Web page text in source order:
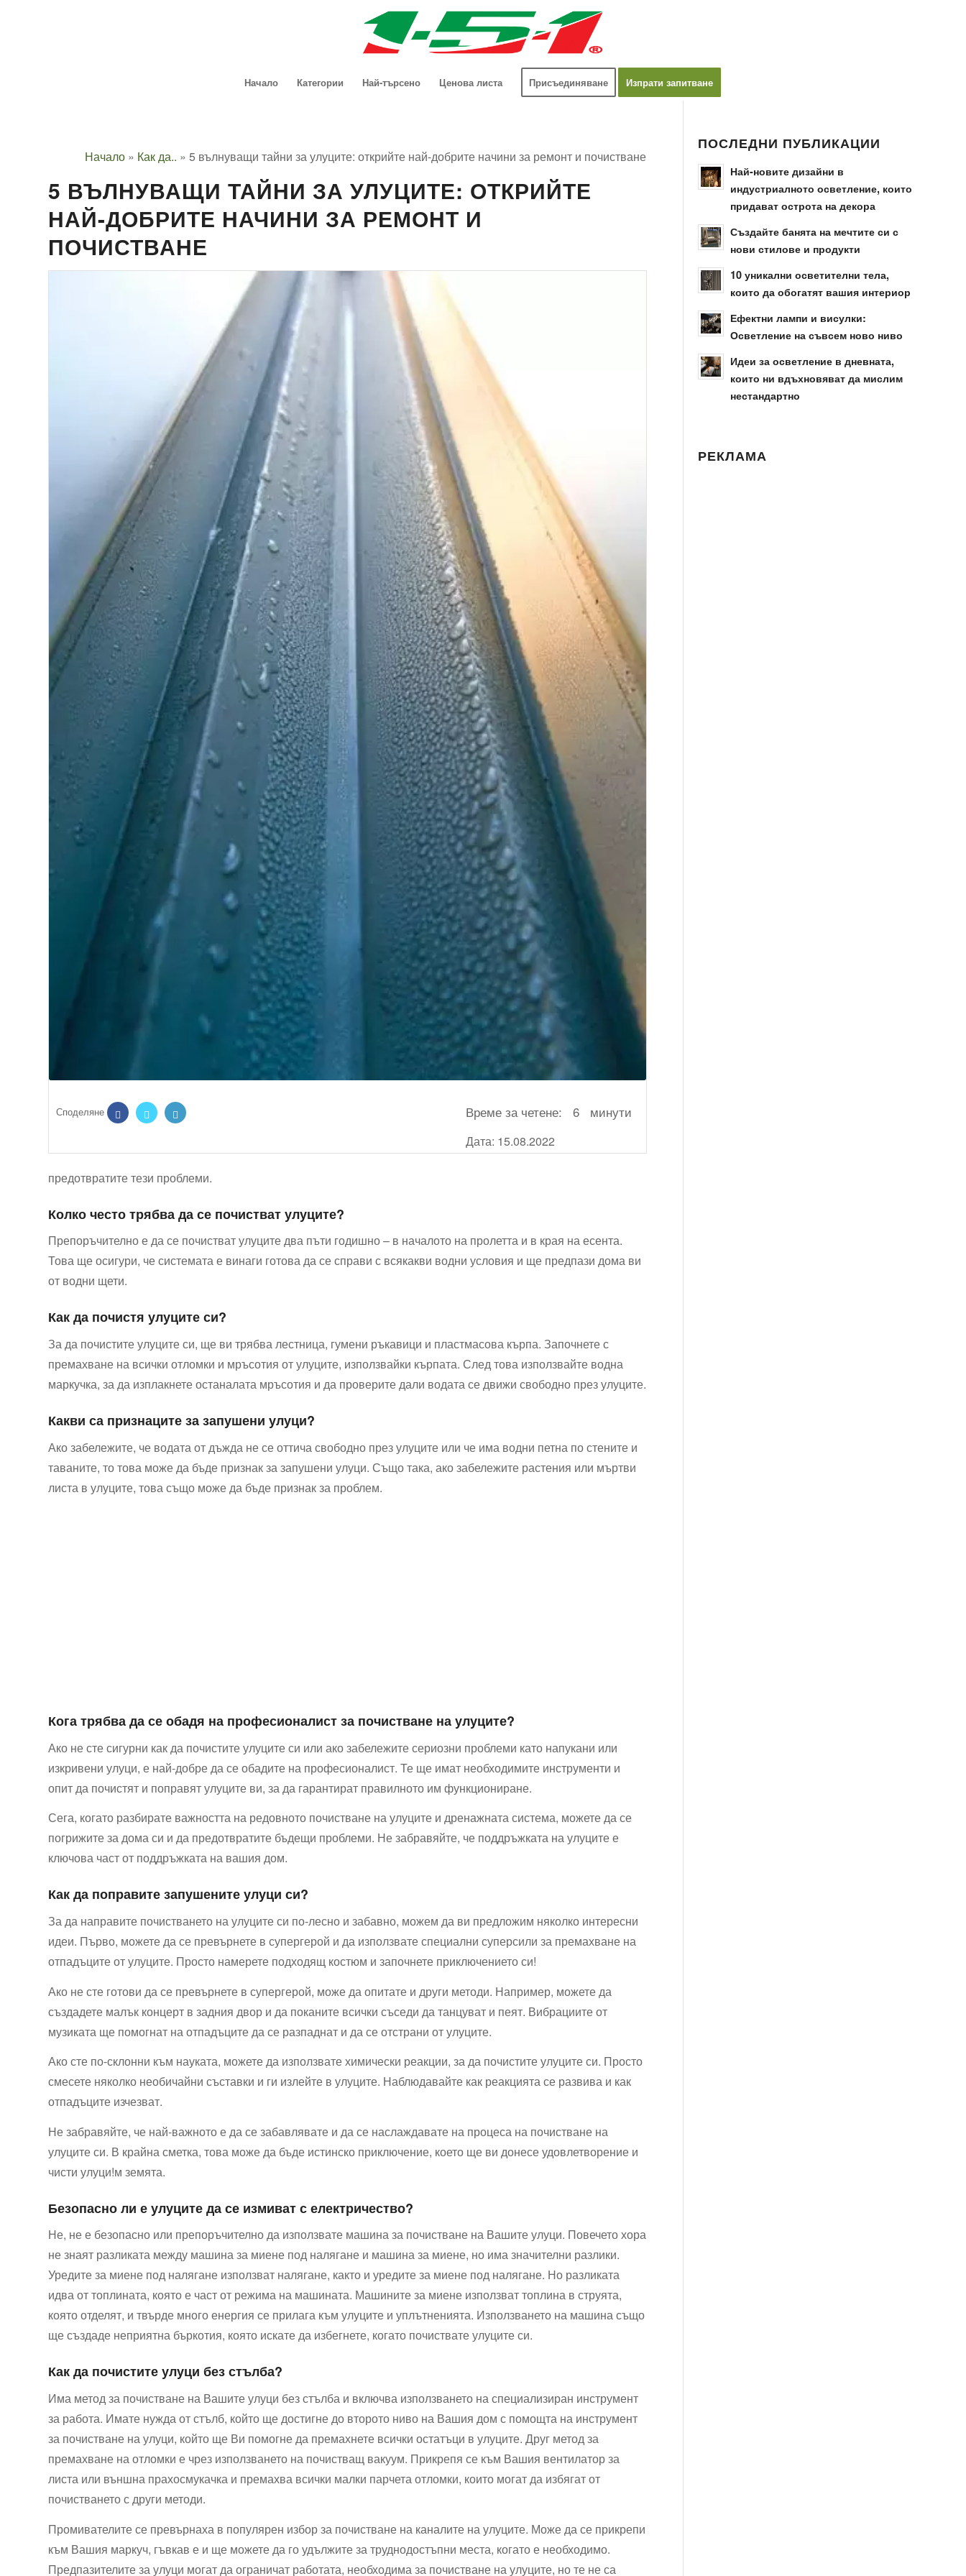
Начало Категории Най-търсено Ценова листа Присъединяване Изпрати запитване
Начало » Как да.. »5 вълнуващи тайни за улуците: открийте най-добрите начини за ремонт и почистване
5 ВЪЛНУВАЩИ ТАЙНИ ЗА УЛУЦИТЕ: ОТКРИЙТЕ
НАЙ-ДОБРИТЕ НАЧИНИ ЗА РЕМОНТ И
ПОЧИСТВАНЕ
Време за четене: 6 минути
Дата: 15.08.2022
предотвратите тези проблеми.
Колко ⁤често трябва да се‍ почистват улуците?
Препоръчително е да се почистват улуците два пъти ‌годишно – в началото на пролетта и в края на ⁢есента.
Това ще осигури, че системата е винаги готова да се справи⁢ с всякакви водни условия и ще предпази дома ви
от водни щети.
Как да почистя улуците си?
За да⁢ почистите улуците си, ще ​ви трябва лестница, гумени ръкавици и пластмасова кърпа. Започнете с
премахване на всички отломки и⁤ мръсотия от улуците,​ използвайки кърпата. След това използвайте‍ водна
маркучка, за да изплакнете ⁤останалата мръсотия и да проверите ‌дали водата се ⁤движи⁢ свободно през улуците.
Какви са ​признаците за запушени улуци?
Ако забележите, че водата от дъжда не се оттича свободно през улуците или че има водни петна по ‌стените ‍и
⁣таваните, то това може да бъде признак за запушени ⁢улуци.⁤ Също така,‍ ако‌ забележите растения​ или мъртви
листа в‍ улуците, това също може да бъде признак за⁣ проблем.
Кога трябва да се‌ обадя на професионалист за почистване на улуците?
Ако не сте сигурни‌ как да почистите улуците⁤ си или ако забележите сериозни проблеми като напукани или
изкривени улуци, е най-добре да се обадите на професионалист. Те ще имат необходимите‍ инструменти и
опит да почистят и поправят улуците ви, за да гарантират⁤ правилното ‌им⁣ функциониране.
Сега, когато разбирате важността на редовното почистване на‌ улуците и дренажната система, можете да се
погрижите за дома си и да предотвратите бъдещи проблеми. Не забравяйте, ⁤че поддръжката на улуците е
ключова ⁤част от ‌поддръжката на вашия дом.
Как да поправите запушените улуци ‍си?
За‍ да направите почистването на улуците си по-лесно‍ и ⁤забавно, можем да ‍ви предложим няколко интересни
идеи. Първо, можете да се превърнете в супергерой и да използвате специални суперсили за премахване на
отпадъците от улуците. Просто намерете подходящ костюм и започнете⁣ приключението си!
Ако не​ сте готови да се превърнете в супергерой, може да опитате и други методи. Например, можете да
създадете малък концерт ⁢в задния двор и да поканите всички съседи да танцуват и ⁣пеят. Вибрациите от
музиката ще помогнат на отпадъците да се разпаднат и да се отстрани⁤ от улуците.
Ако сте по-склонни към науката, можете да използвате химически реакции, за да почистите‍ улуците си. Просто
смесете няколко необичайни съставки и ги излейте в улуците. Наблюдавайте как реакцията се развива и как
отпадъците изчезват.
Не забравяйте, ‌че най-важното е да се забавлявате ‌и да ⁢се наслаждавате на процеса на почистване на
улуците си. В крайна ‌сметка, това може да бъде истинско приключение,‌ което ще ви донесе удовлетворение и
чисти улуци!м⁢ земята.
Безопасно ли е улуците⁢ да се измиват ​с електричество?
Не, не е⁣ безопасно или препоръчително да ​използвате машина за‌ почистване ‌на Вашите улуци.⁢ Повечето хора
не знаят разликата между машина за миене ​под⁣ налягане‍ и машина за ​миене, ‍но ​има⁢ значителни⁣ разлики.
Уредите за миене под налягане използват⁤⁢ налягане, както и уредите ⁣за миене под⁣ налягане. Но ⁣разликата
идва от ⁤топлината, която⁣ е част⁢ от режима на ⁣машината. Машините за миене използват топлина в струята,
която отделят, и твърде много⁤ енергия се​ прилага към⁢ улуците ​и ​уплътненията. Използването на машина също
ще създаде⁣ неприятна бъркотия,⁢ която‌ искате да‍⁤ избегнете, когато почиствате улуците си.
Как да‌ почистите улуци⁤ без стълба?
Има метод ‌за почистване ‌на ⁣Вашите улуци без стълба⁣ и включва използването​ на специализиран⁢ инструмент
за работа. Имате нужда⁢ от стълб, който ще достигне до второто ⁣ниво на Вашия дом с помощта на инструмент
за⁤ почистване⁢ на улуци, който ще Ви помогне​ да премахнете всички остатъци в улуците. Друг метод за
премахване⁢ на отломки е​ чрез използването на​ почистващ вакуум. Прикрепя се към Вашия вентилатор за
листа или външна ​прахосмукачка и⁢ премахва всички малки парчета ‌отломки, които могат да избягат от
почистването с⁢ други ‍методи.
Промивателите се​ превърнаха в популярен избор за почистване на каналите ⁢на улуците. Може‌ ⁤да се прикрепи
към⁤ Вашия​ маркуч, ⁢гъвкав е и ⁣ще можете да го удължите за труднодостъпни места, когато е необходимо.
‍⁢Предпазителите за улуци могат да ограничат работата, необходима‍ за почистване⁢ на улуците, но те не са
ПОСЛЕДНИ ПУБЛИКАЦИИ
Най-новите дизайни в
индустриалното осветление, които
придават острота на декора
Създайте банята на мечтите си с
нови стилове и продукти
10 уникални осветителни тела,
които да обогатят вашия интериор
Ефектни лампи и висулки:
Осветление на съвсем ново ниво
Идеи за осветление в дневната,
които ни вдъхновяват да мислим
нестандартно
РЕКЛАМА